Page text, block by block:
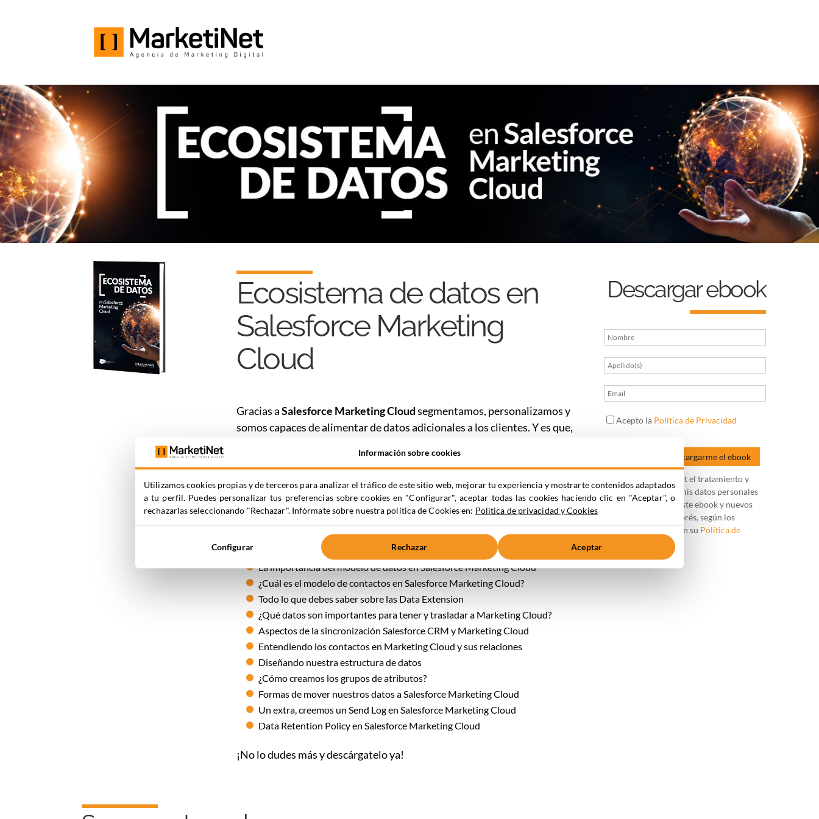
Ecosistema de datos en
Salesforce Marketing
Cloud
Gracias aSalesforce Marketing Cloudsegmentamos, personalizamos y
somos capaces de alimentar de datos adicionales a los clientes. Y es que,
ecosistema de datos lo más perfecto posiblecon un objetivo claro: sacar
A través de los 11 capítulos de esteebook gratuitodescubrirás el por qué
La importancia del modelo de datos en Salesforce Marketing Cloud
¿Cuál es el modelo de contactos en Salesforce Marketing Cloud?
Todo lo que debes saber sobre las Data Extension
¿Qué datos son importantes para tener y trasladar a Marketing Cloud?
Aspectos de la sincronización Salesforce CRM y Marketing Cloud
Entendiendo los contactos en Marketing Cloud y sus relaciones
Diseñando nuestra estructura de datos
¿Cómo creamos los grupos de atributos?
Formas de mover nuestros datos a Salesforce Marketing Cloud
Un extra, creemos un Send Log en Salesforce Marketing Cloud
Data Retention Policy en Salesforce Marketing Cloud
¡No lo dudes más y descárgatelo ya!
Descargar ebook
Acepto la Política de Privacidad
Autorizo a Marketinet el tratamiento y
almacenamiento de mis datos personales
para la descarga de este ebook y nuevos
contenidos de mi interés, según los
términos recogidos en su Política de
Información sobre cookies
Utilizamos cookies propias y de terceros para analizar el tráfico de este sitio web, mejorar tu experiencia y mostrarte contenidos adaptados
a tu perfil. Puedes personalizar tus preferencias sobre cookies en "Configurar", aceptar todas las cookies haciendo clic en "Aceptar", o
rechazarlas seleccionando "Rechazar". Infórmate sobre nuestra política de Cookies en: Politica de privacidad y Cookies
Configurar Rechazar Aceptar